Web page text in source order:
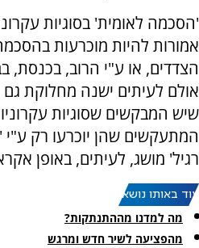
'הסכמה לאומית' בסוגיות
אמורות להיות מוכרעות
הצדדים, או ע"י הרוב, בכנסת,
אולם לעיתים ישנה מחלוקת
שיש המבקשים שסוגיות
המתעקשים שהן יוכרעו רק ע"י
רגיל' מושג, לעיתים, באופן
עוד באותו נושא:
מה למדנו מההתנתקות?
מהפציעה לשיר חדש ומרגש